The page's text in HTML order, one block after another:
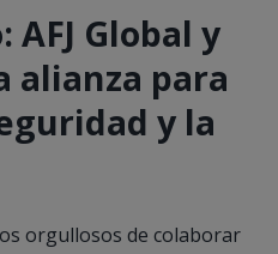
AFJ Global y
alianza para
y la
orgullosos de colaborar